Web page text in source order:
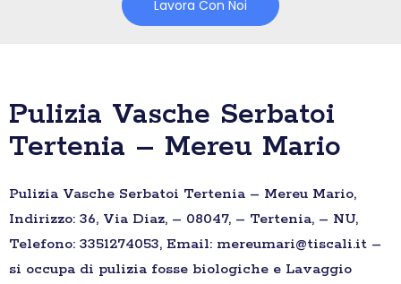
Lavora Con Noi
Pulizia Vasche Serbatoi
Tertenia – Mereu Mario
Pulizia Vasche Serbatoi Tertenia – Mereu Mario,
Indirizzo: 36, Via Diaz, – 08047, – Tertenia, – NU,
Telefono: 3351274053, Email: mereumari@tiscali.it –
si occupa di pulizia fosse biologiche e Lavaggio